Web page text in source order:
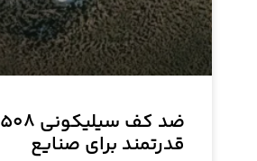
قدرتمند برای صنایع